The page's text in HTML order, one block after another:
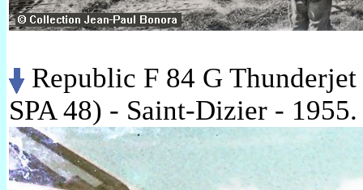
Republic F 84 G
SPA 48) - Saint-Dizier - 1955